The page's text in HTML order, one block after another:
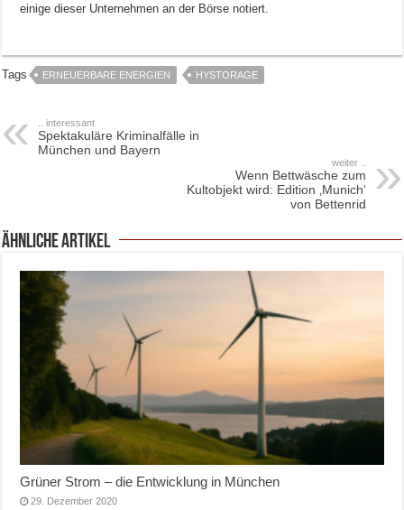
einige dieser Unternehmen an der Börse notiert.
Tags ERNEUERBARE ENERGIEN HYSTORAGE
.. interessant
Spektakuläre Kriminalfälle in
München und Bayern
weiter ..
Wenn Bettwäsche zum
Kultobjekt wird: Edition ‚Munich‘
von Bettenrid
ähnliche Artikel
Grüner Strom – die Entwicklung in München
29. Dezember 2020